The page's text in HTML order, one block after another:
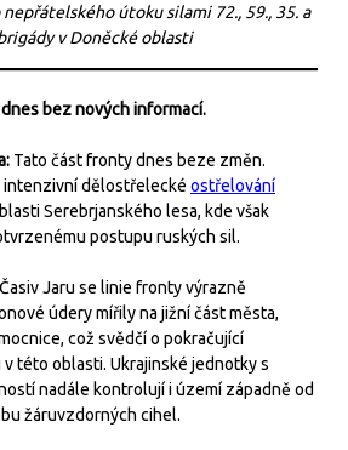
útoku silami 72., 59., 35. a
v Doněcké oblasti
bez nových informací.
Tato část fronty dnes beze změn.
dělostřelecké ostřelování
Serebrjanského lesa, kde však
postupu ruských sil.
Jaru se linie fronty výrazně
údery mířily na jižní část města,
což svědčí o pokračující
této oblasti. Ukrajinské jednotky s
nadále kontrolují i území západně od
žáruvzdorných cihel.